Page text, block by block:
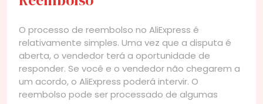
O processo de reembolso no AliExpress é
relativamente simples. Uma vez que a disputa é
aberta, o vendedor terá a oportunidade de
responder. Se você e o vendedor não chegarem a
um acordo, o AliExpress poderá intervir. O
reembolso pode ser processado de algumas